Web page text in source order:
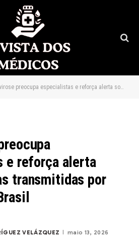
preocupa especialistas e reforça alerta sobre doenças transmitidas por roedores no Brasil
e reforça alerta
transmitidas por
VELÁZQUEZ maio 13, 2026